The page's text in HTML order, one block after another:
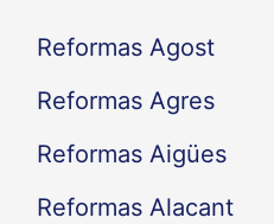
Reformas Agost
Reformas Agres
Reformas Aigües
Reformas Alacant